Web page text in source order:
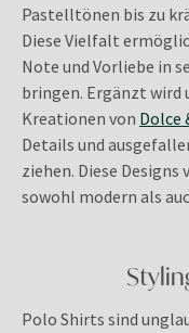
Pastelltönen bis zu
Diese Vielfalt
Note und Vorliebe in
bringen. Ergänzt wird
Kreationen von Dolce
Details und
ziehen. Diese
sowohl modern als
Polo Shirts sind